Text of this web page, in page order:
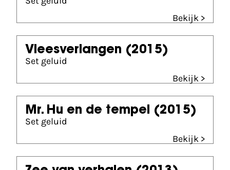
Bekijk >
Vleesverlangen (2015)
Set geluid
Bekijk >
Mr. Hu en de tempel (2015)
Set geluid
Bekijk >